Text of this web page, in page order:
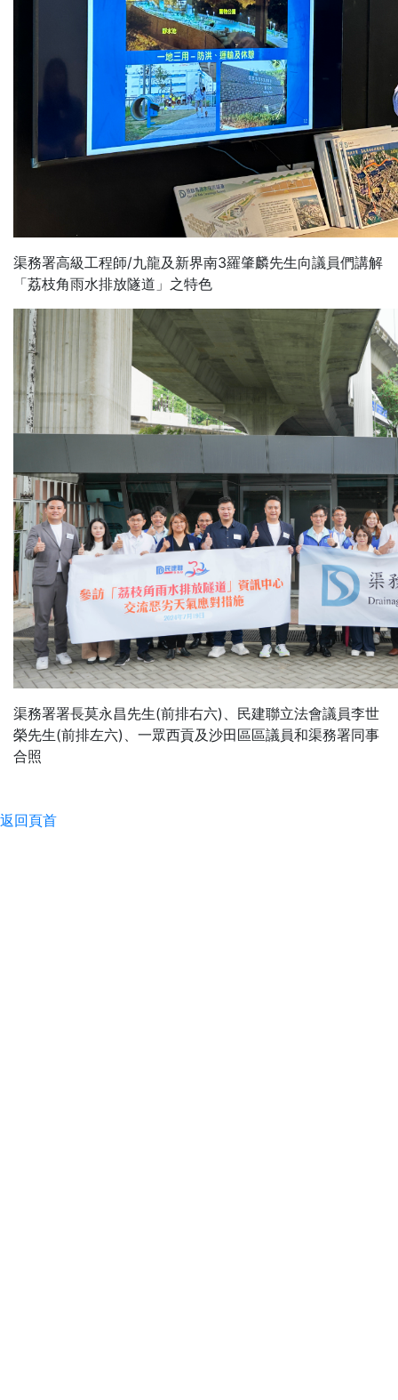
渠務署高級工程師/九龍及新界南3羅肇麟先生向議員們講解
「荔枝角雨水排放隧道」之特色
渠務署署長莫永昌先生(前排右六)、民建聯立法會議員李世
榮先生(前排左六)、一眾西貢及沙田區區議員和渠務署同事
合照
返回頁首